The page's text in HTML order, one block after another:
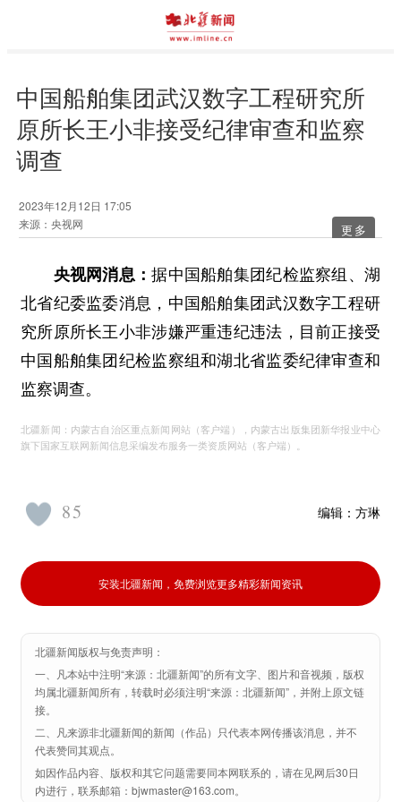
中国船舶集团武汉数字工程研究所
原所长王小非接受纪律审查和监察
调查
2023年12月12日 17:05
来源：央视网
更多
央视网消息：据中国船舶集团纪检监察组、湖
北省纪委监委消息，中国船舶集团武汉数字工程研
究所原所长王小非涉嫌严重违纪违法，目前正接受
中国船舶集团纪检监察组和湖北省监委纪律审查和
监察调查。
北疆新闻：内蒙古自治区重点新闻网站（客户端），内蒙古出版集团新华报业中心
旗下国家互联网新闻信息采编发布服务一类资质网站（客户端）。
编辑： 方琳
85
安装北疆新闻，免费浏览更多精彩新闻资讯
北疆新闻版权与免责声明：
一、凡本站中注明“来源：北疆新闻”的所有文字、图片和音视频，版权
均属北疆新闻所有，转载时必须注明“来源：北疆新闻”，并附上原文链
接。
二、凡来源非北疆新闻的新闻（作品）只代表本网传播该消息，并不
代表赞同其观点。
如因作品内容、版权和其它问题需要同本网联系的，请在见网后30日
内进行，联系邮箱：bjwmaster@163.com。